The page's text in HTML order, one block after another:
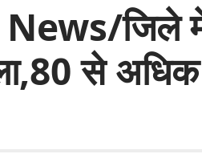
जिले में
से अधिक